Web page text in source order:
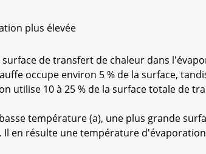
plus élevée
de transfert de chaleur dans
occupe environ 5 % de la surface,
utilise 10 à 25 % de la surface totale de
température (a), une plus grande
en résulte une température d'évaporation